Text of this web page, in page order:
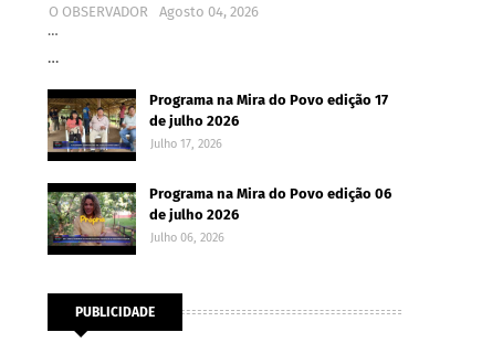
O OBSERVADOR
Agosto 04, 2026
…
…
Programa na Mira do Povo edição 17
de julho 2026
Julho 17, 2026
Programa na Mira do Povo edição 06
de julho 2026
Julho 06, 2026
PUBLICIDADE